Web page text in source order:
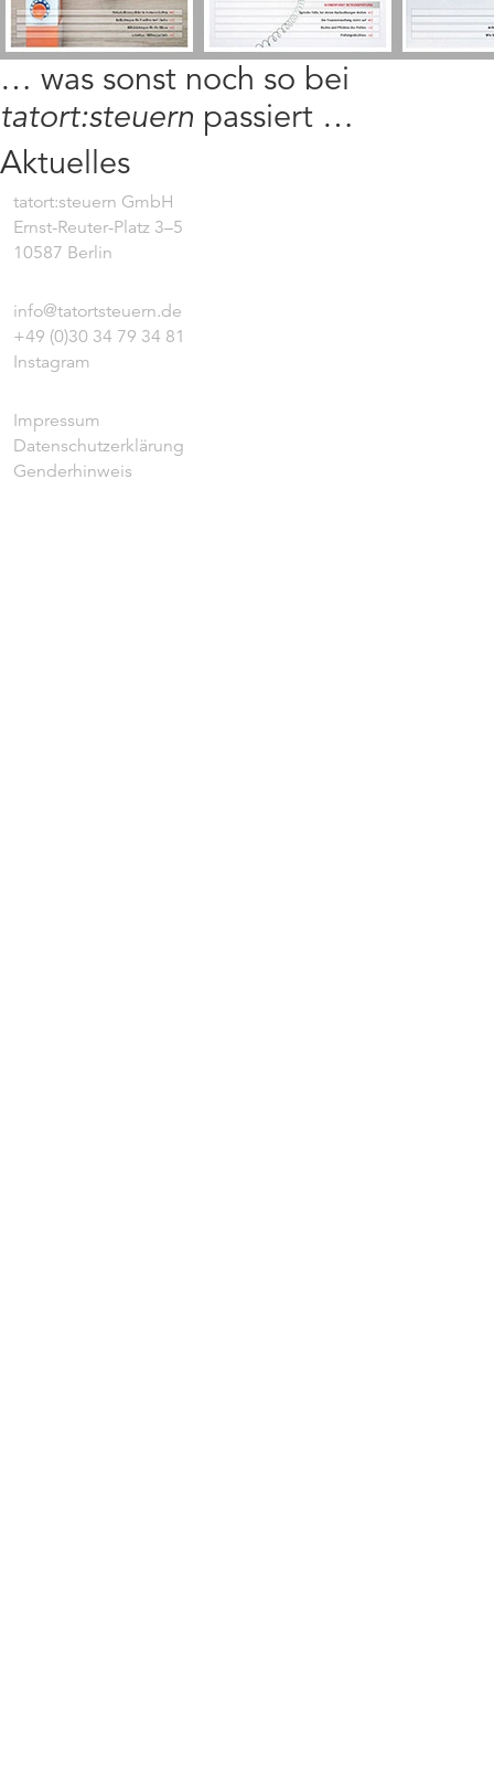
… was sonst noch so bei
tatort:steuern passiert …
Aktuelles
tatort:steuern GmbH
Ernst-Reuter-Platz 3–5
10587 Berlin
info@tatortsteuern.de
+49 (0)30 34 79 34 81
Instagram
Impressum
Datenschutzerklärung
Genderhinweis